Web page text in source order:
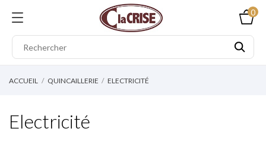
0
ACCUEIL QUINCAILLERIE ELECTRICITÉ
Electricité